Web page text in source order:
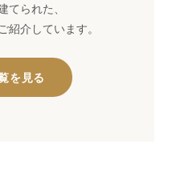
てられた、
紹介しています。
を見る